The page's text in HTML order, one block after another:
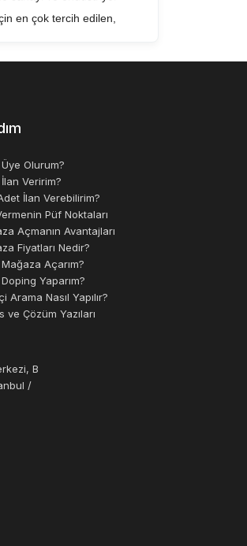
en çok tercih edilen,
olduğu için fiyatları da
bulunmaktadır.
özel makinelerdir. Bu
yerleştirirsiniz. Bu
çıkarılır.
seri üretimi için
esneklik ve düşük
Üye Olurum?
İlan Veririm?
İlan Verebilirim?
Püf Noktaları
Açmanın Avantajları
Fiyatları Nedir?
Mağaza Açarım?
Doping Yaparım?
Arama Nasıl Yapılır?
ve Çözüm Yazıları
B
/